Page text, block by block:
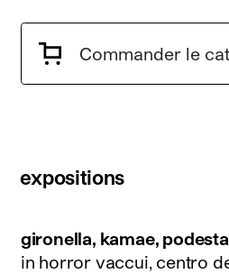
Commander le
expositions
gironella, kamae,
in horror vaccui, centro